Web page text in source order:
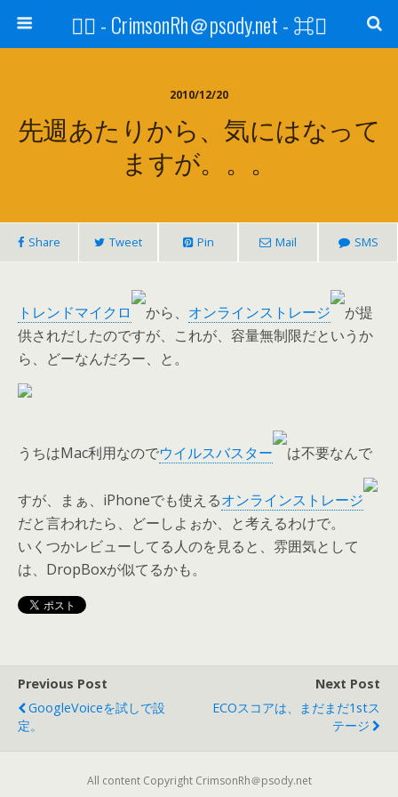
⌘ - CrimsonRh＠psody.net - ⌘
2010/12/20
先週あたりから、気にはなって
ますが。。。
Share Tweet Pin Mail SMS
トレンドマイクロ から、 オンラインストレージ
が提
供されだしたのですが、これが、容量無制限だというか
ら、どーなんだろー、と。
うちはMac利用なのでウイルスバスター は不要なんで
すが、まぁ、iPhoneでも使えるオンラインストレージ
だと言われたら、どーしよぉか、と考えるわけで。
いくつかレビューしてる人のを見ると、雰囲気として
は、DropBoxが似てるかも。
Previous Post
GoogleVoiceを試しで設
定。
Next Post
ECOスコアは、まだまだ1stス
テージ
All content Copyright CrimsonRh＠psody.net